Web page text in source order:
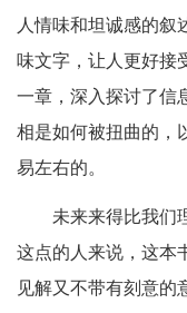
人情味和坦诚感的叙
味文字，让人更好接
一章，深入探讨了信
相是如何被扭曲的，
易左右的。
未来来得比我们
这点的人来说，这本
见解又不带有刻意的